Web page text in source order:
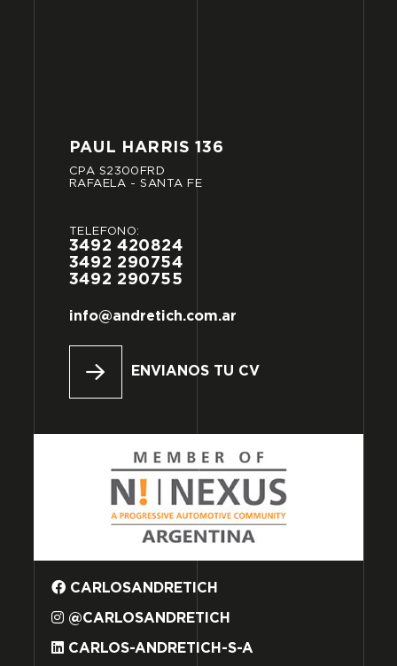
PAUL HARRIS 136
CPA S2300FRD
RAFAELA
- SANTA FE
TELÉFONO:
3492 420824
3492 290754
3492 290755
info@andretich.com.ar
ENVIANOS TU CV
CARLOSANDRETICH
@CARLOSANDRETICH
CARLOS-ANDRETICH-S-A